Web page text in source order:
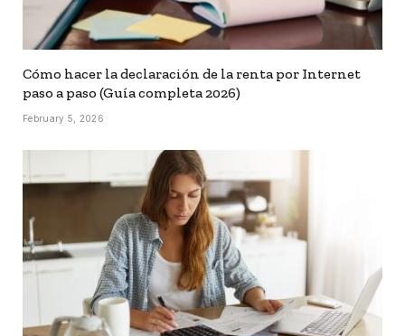
Cómo hacer la declaración de la renta por Internet
paso a paso (Guía completa 2026)
February 5, 2026